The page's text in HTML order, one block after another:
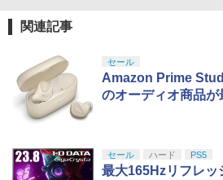
関連記事
セール
Amazon Prime
のオーディオ商品が
セール ハード PS5
最大165Hzリフレッ